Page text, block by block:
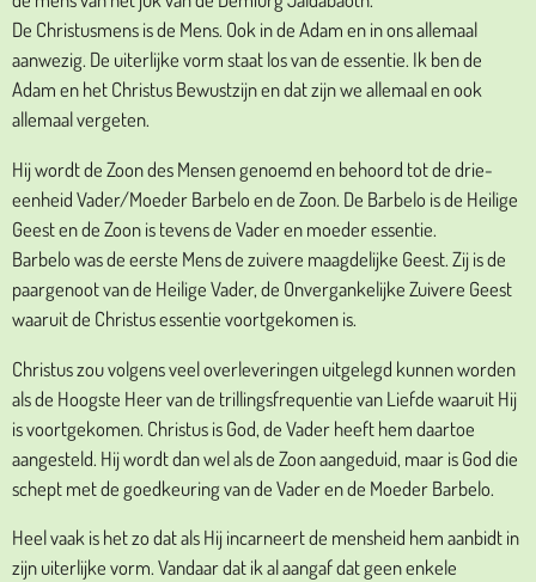
De Christusmens is de Mens. Ook in de Adam en in ons allemaal
aanwezig. De uiterlijke vorm staat los van de essentie. Ik ben de
Adam en het Christus Bewustzijn en dat zijn we allemaal en ook
allemaal vergeten.
Hij wordt de Zoon des Mensen genoemd en behoord tot de drie-
eenheid Vader/Moeder Barbelo en de Zoon. De Barbelo is de Heilige
Geest en de Zoon is tevens de Vader en moeder essentie.
Barbelo was de eerste Mens de zuivere maagdelijke Geest. Zij is de
paargenoot van de Heilige Vader, de Onvergankelijke Zuivere Geest
waaruit de Christus essentie voortgekomen is.
Christus zou volgens veel overleveringen uitgelegd kunnen worden
als de Hoogste Heer van de trillingsfrequentie van Liefde waaruit Hij
is voortgekomen. Christus is God, de Vader heeft hem daartoe
aangesteld. Hij wordt dan wel als de Zoon aangeduid, maar is God die
schept met de goedkeuring van de Vader en de Moeder Barbelo.
Heel vaak is het zo dat als Hij incarneert de mensheid hem aanbidt in
zijn uiterlijke vorm. Vandaar dat ik al aangaf dat geen enkele